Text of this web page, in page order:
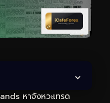
หาจังหวะเทรด